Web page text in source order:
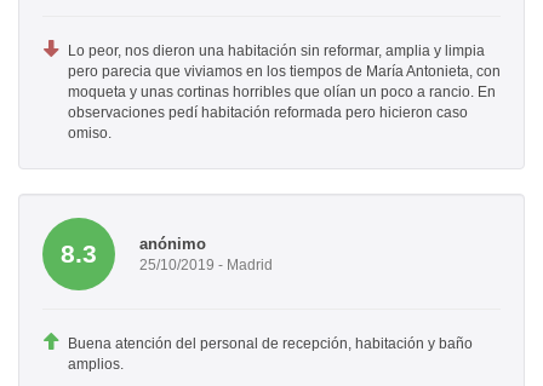
Lo peor, nos dieron una habitación sin reformar, amplia y limpia
pero parecia que viviamos en los tiempos de María Antonieta, con
moqueta y unas cortinas horribles que olían un poco a rancio. En
observaciones pedí habitación reformada pero hicieron caso
omiso.
8.3 anónimo
25/10/2019 - Madrid
Buena atención del personal de recepción, habitación y baño
amplios.